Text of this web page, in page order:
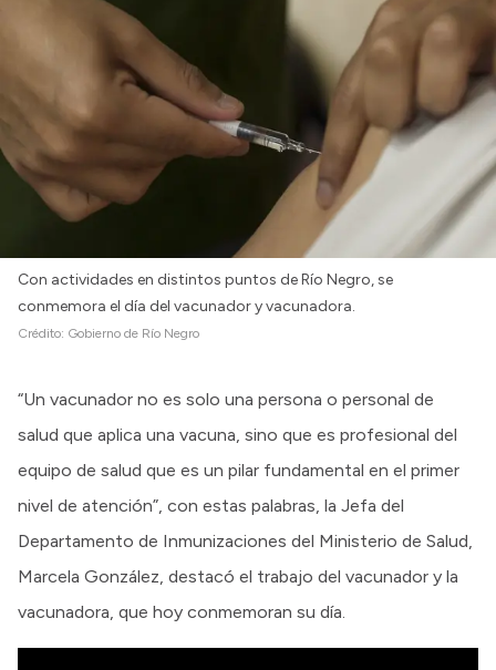
Con actividades en distintos puntos de Río Negro, se
conmemora el día del vacunador y vacunadora.
Crédito: Gobierno de Río Negro
“Un vacunador no es solo una persona o personal de
salud que aplica una vacuna, sino que es profesional del
equipo de salud que es un pilar fundamental en el primer
nivel de atención”, con estas palabras, la Jefa del
Departamento de Inmunizaciones del Ministerio de Salud,
Marcela González, destacó el trabajo del vacunador y la
vacunadora, que hoy conmemoran su día.